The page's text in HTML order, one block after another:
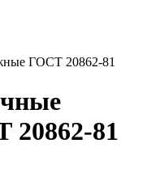
ГОСТ 20862-81
81